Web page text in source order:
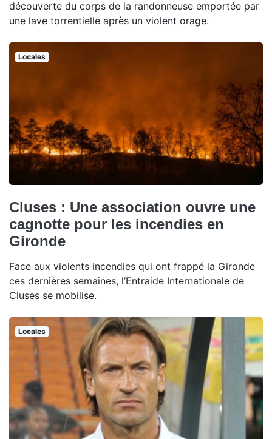
découverte du corps de la randonneuse emportée par
une lave torrentielle après un violent orage.
Locales
Cluses : Une association ouvre une
cagnotte pour les incendies en
Gironde
Face aux violents incendies qui ont frappé la Gironde
ces dernières semaines, l’Entraide Internationale de
Cluses se mobilise.
Locales